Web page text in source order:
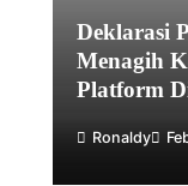
Deklarasi
Menagih
Platform
Ronaldy